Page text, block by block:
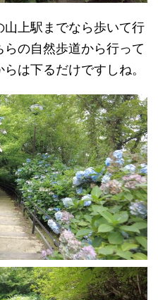
山上駅までなら歩いて行
の自然歩道から行って
は下るだけですしね。